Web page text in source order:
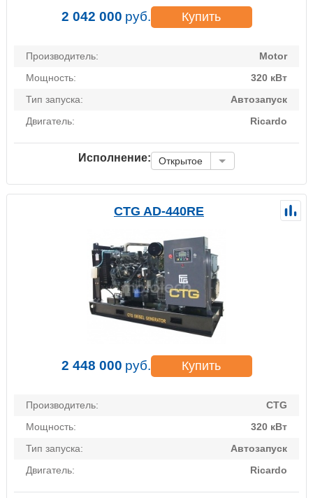
2 042 000 руб. Купить
Производитель:
Motor
Мощность:
320 кВт
Тип запуска:
Автозапуск
Двигатель:
Ricardo
Исполнение: Открытое
CTG AD-440RE
2 448 000 руб. Купить
Производитель:
CTG
Мощность:
320 кВт
Тип запуска:
Автозапуск
Двигатель:
Ricardo